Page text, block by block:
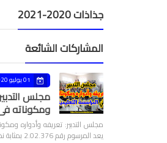
جذاذات 2020-2021
المشاركات الشائعة
01 يوليو 2020
مجلس
ومكوناته
مجلس التدبير: تعريفه وأدواره
يعد المرسوم رقم 2.02.376 بمثابة نظام أساسي خاص بمؤسسا…